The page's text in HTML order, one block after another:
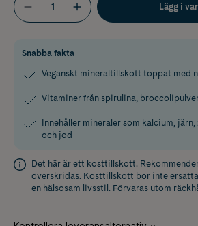
Lägg i
Snabba fakta
Veganskt mineraltillskott toppat med
Vitaminer från spirulina,
Innehåller mineraler som kalcium,
och jod
Det här är ett kosttillskott.
överskridas. Kosttillskott bör inte
en hälsosam livsstil. Förvaras utom